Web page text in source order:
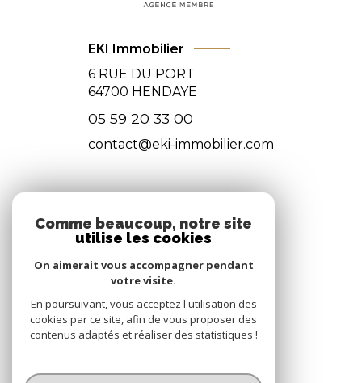
EKI Immobilier
6 RUE DU PORT
64700 HENDAYE
05 59 20 33 00
contact@eki-immobilier.com
Nous suivre
© 2026 | Tous droits réservés
Comme beaucoup, notre site
utilise les cookies
On aimerait vous accompagner pendant
votre visite.
En poursuivant, vous acceptez l'utilisation des
cookies par ce site, afin de vous proposer des
contenus adaptés et réaliser des statistiques !